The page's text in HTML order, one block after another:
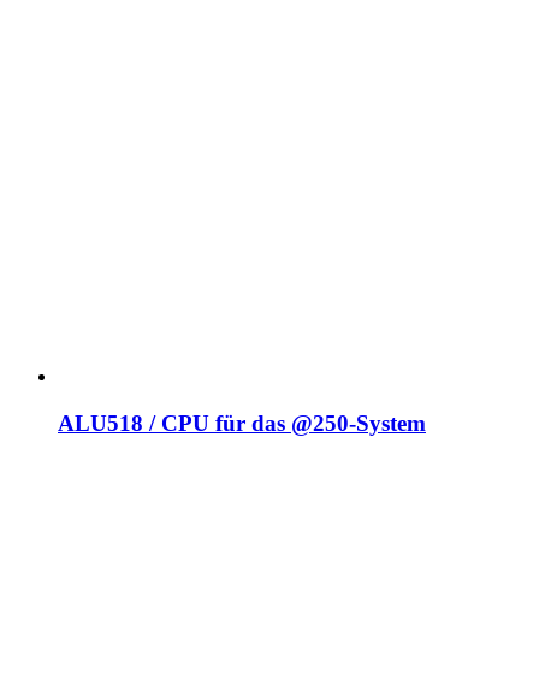
ALU518 / CPU für das @250-System